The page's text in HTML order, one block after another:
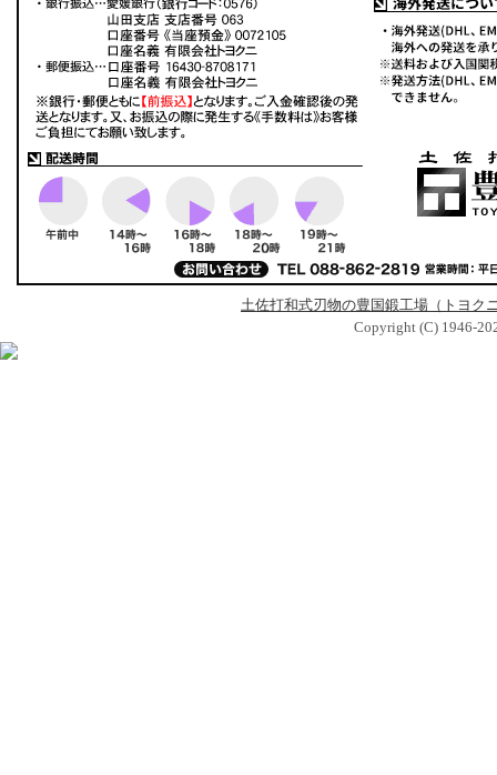
土佐打和式刃物の豊国鍛工場（トヨク
Copyright (C) 1946-